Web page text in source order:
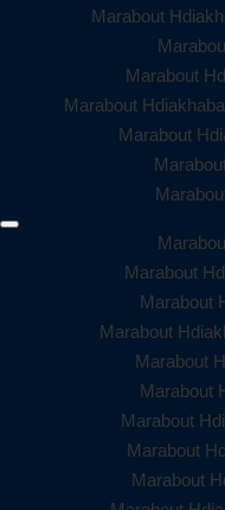
Marabout
Marabout
Marabout
Marabout
Marabout
Marabout
Marabout
Marabout
Marabout
Marabout
Marabout
Marabout